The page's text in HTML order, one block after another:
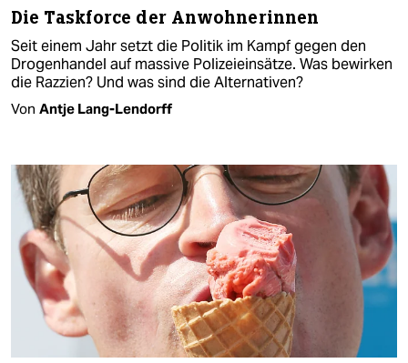
Die Taskforce der Anwohnerinnen
Seit einem Jahr setzt die Politik im Kampf gegen den
Drogenhandel auf massive Polizeieinsätze. Was bewirken
die Razzien? Und was sind die Alternativen?
Von Antje Lang-Lendorff